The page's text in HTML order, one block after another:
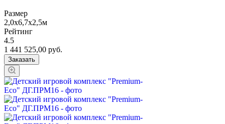
Размер
2,0х6,7х2,5м
Рейтинг
4.5
1 441 525,00 руб.
Заказать